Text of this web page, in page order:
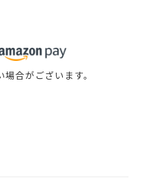
合がございます。